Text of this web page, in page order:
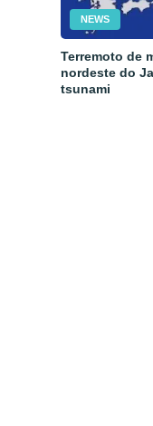
NEWS
Terremoto de
nordeste do
tsunami